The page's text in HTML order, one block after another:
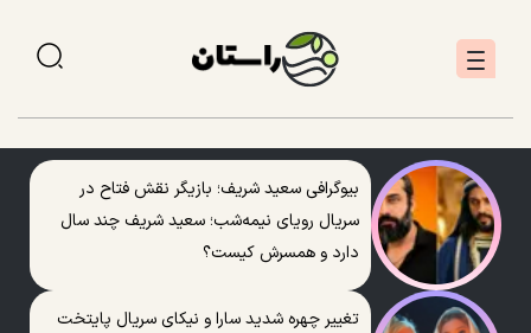
بیوگرافی سعید شریف؛ بازیگر نقش فتاح در
سریال رویای نیمه‌شب؛ سعید شریف چند سال
دارد و همسرش کیست؟
تغییر چهره شدید سارا و نیکای سریال پایتخت